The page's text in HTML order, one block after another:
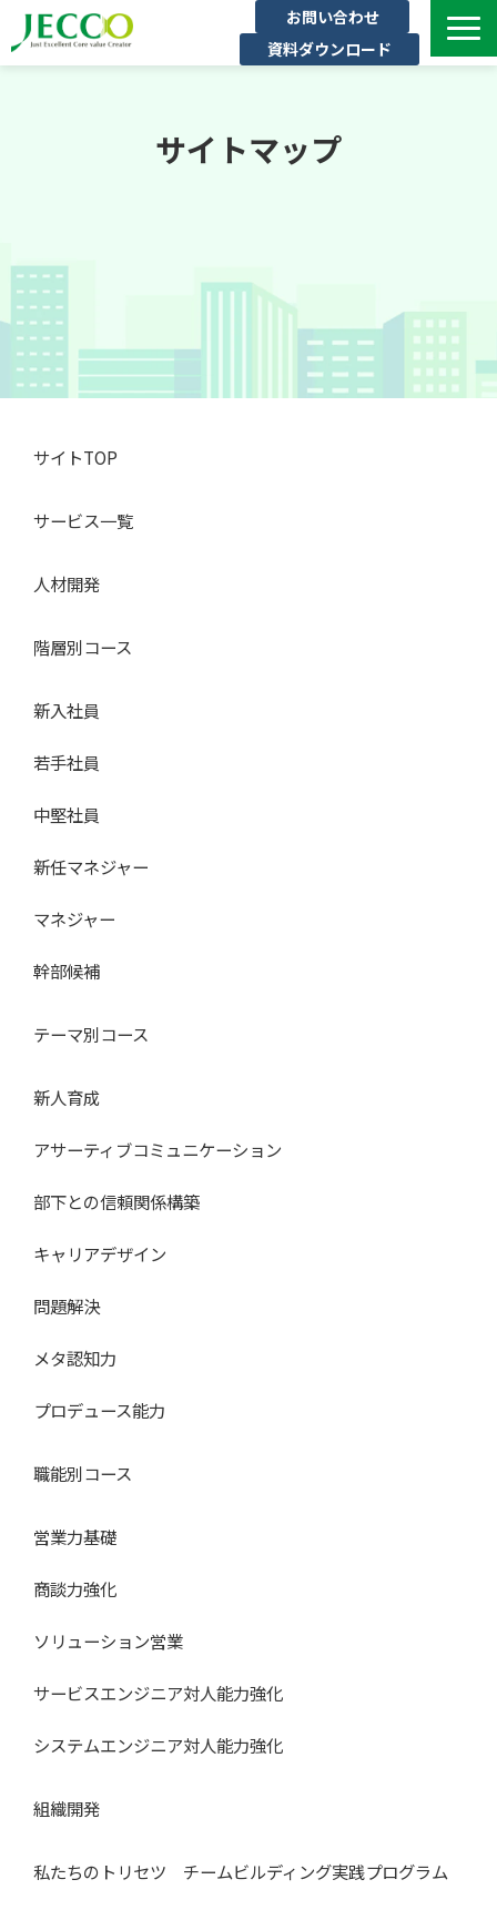
お問い合わせ
資料ダウンロード
インタビュー
コラム
サイトマップ
サイトTOP
サービス一覧
人材開発
階層別コース
新入社員
若手社員
中堅社員
新任マネジャー
マネジャー
幹部候補
テーマ別コース
新人育成
アサーティブコミュニケーション
部下との信頼関係構築
キャリアデザイン
問題解決
メタ認知力
プロデュース能力
職能別コース
営業力基礎
商談力強化
ソリューション営業
サービスエンジニア対人能力強化
システムエンジニア対人能力強化
組織開発
私たちのトリセツ チームビルディング実践プログラム